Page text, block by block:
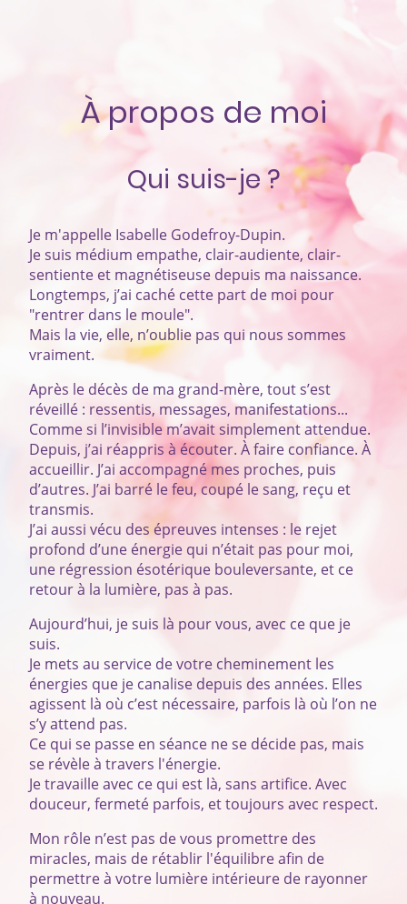
À propos de moi
Qui suis-je ?
Je m'appelle Isabelle Godefroy-Dupin.
Je suis médium empathe, clair-audiente, clair-
sentiente et magnétiseuse depuis ma naissance.
Longtemps, j’ai caché cette part de moi pour
"rentrer dans le moule".
Mais la vie, elle, n’oublie pas qui nous sommes
vraiment.
Après le décès de ma grand-mère, tout s’est
réveillé : ressentis, messages, manifestations...
Comme si l’invisible m’avait simplement attendue.
Depuis, j’ai réappris à écouter. À faire confiance. À
accueillir. J’ai accompagné mes proches, puis
d’autres. J’ai barré le feu, coupé le sang, reçu et
transmis.
J’ai aussi vécu des épreuves intenses : le rejet
profond d’une énergie qui n’était pas pour moi,
une régression ésotérique bouleversante, et ce
retour à la lumière, pas à pas.
Aujourd’hui, je suis là pour vous, avec ce que je
suis.
Je mets au service de votre cheminement les
énergies que je canalise depuis des années. Elles
agissent là où c’est nécessaire, parfois là où l’on ne
s’y attend pas.
Ce qui se passe en séance ne se décide pas, mais
se révèle à travers l'énergie.
Je travaille avec ce qui est là, sans artifice. Avec
douceur, fermeté parfois, et toujours avec respect.
Mon rôle n’est pas de vous promettre des
miracles, mais de rétablir l'équilibre afin de
permettre à votre lumière intérieure de rayonner
à nouveau.